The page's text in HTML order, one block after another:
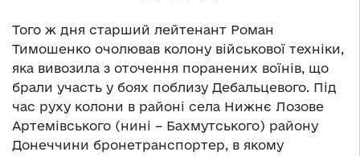
Того ж дня старший лейтенант Роман
Тимошенко очолював колону військової техніки,
яка вивозила з оточення поранених воїнів, що
брали участь у боях поблизу Дебальцевого. Під
час руху колони в районі села Нижнє Лозове
Артемівського (нині – Бахмутського) району
Донеччини бронетранспортер, в якому